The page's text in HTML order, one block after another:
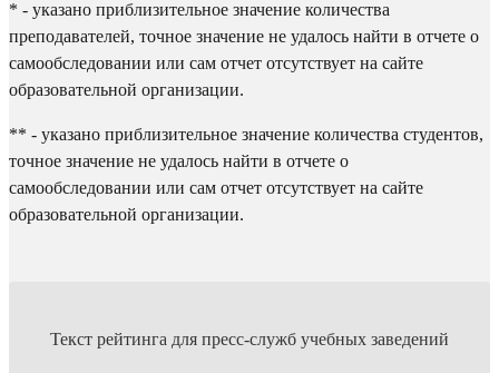
* - указано приблизительное значение количества
преподавателей, точное значение не удалось найти в отчете о
самообследовании или сам отчет отсутствует на сайте
образовательной организации.
** - указано приблизительное значение количества студентов,
точное значение не удалось найти в отчете о
самообследовании или сам отчет отсутствует на сайте
образовательной организации.
Текст рейтинга для пресс-служб учебных заведений